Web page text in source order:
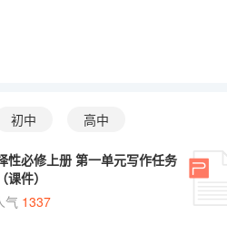
初中 高中
性必修上册 第一单元写作任务
件）
气 1337